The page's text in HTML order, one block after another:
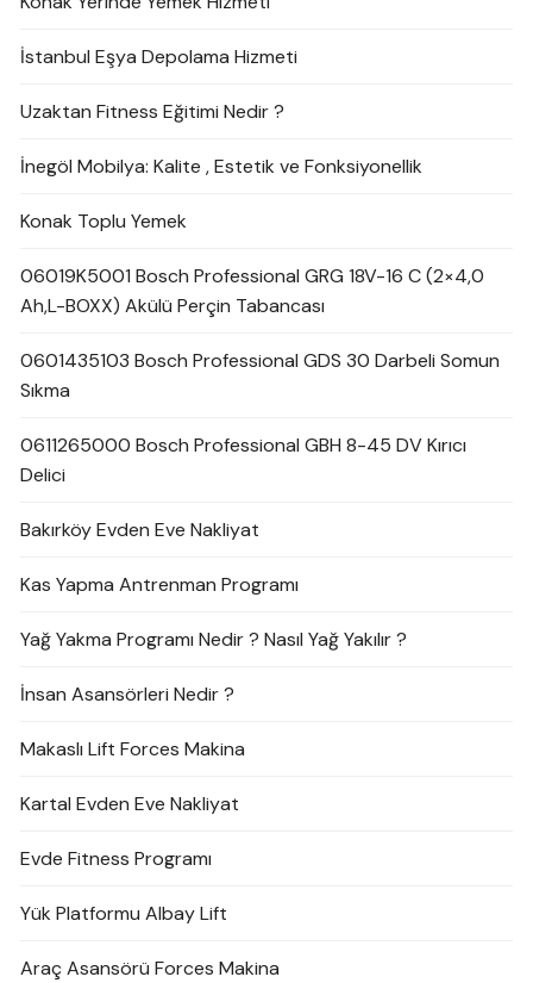
İstanbul Eşya Depolama Hizmeti
Uzaktan Fitness Eğitimi Nedir ?
İnegöl Mobilya: Kalite , Estetik ve Fonksiyonellik
Konak Toplu Yemek
06019K5001 Bosch Professional GRG 18V-16 C (2×4,0
Ah,L-BOXX) Akülü Perçin Tabancası
0601435103 Bosch Professional GDS 30 Darbeli Somun
Sıkma
0611265000 Bosch Professional GBH 8-45 DV Kırıcı
Delici
Bakırköy Evden Eve Nakliyat
Kas Yapma Antrenman Programı
Yağ Yakma Programı Nedir ? Nasıl Yağ Yakılır ?
İnsan Asansörleri Nedir ?
Makaslı Lift Forces Makina
Kartal Evden Eve Nakliyat
Evde Fitness Programı
Yük Platformu Albay Lift
Araç Asansörü Forces Makina